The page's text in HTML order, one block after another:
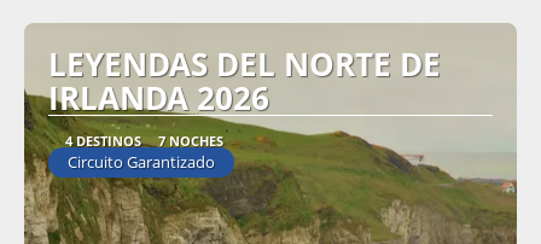
LEYENDAS DEL NORTE DE
IRLANDA 2026
4 DESTINOS 7 NOCHES
Circuito Garantizado